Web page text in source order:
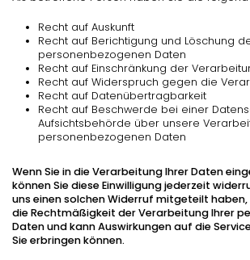
Recht auf Auskunft
Recht auf Berichtigung und Löschung
personenbezogenen Daten
Recht auf Einschränkung der
Recht auf Widerspruch gegen die
Recht auf Datenübertragbarkeit
Recht auf Beschwerde bei einer
Aufsichtsbehörde über unsere
personenbezogenen Daten
Wenn Sie in die Verarbeitung Ihrer Daten
können Sie diese Einwilligung jederzeit
uns einen solchen Widerruf mitgeteilt
die Rechtmäßigkeit der Verarbeitung Ihrer
Daten und kann Auswirkungen auf die
Sie erbringen können.